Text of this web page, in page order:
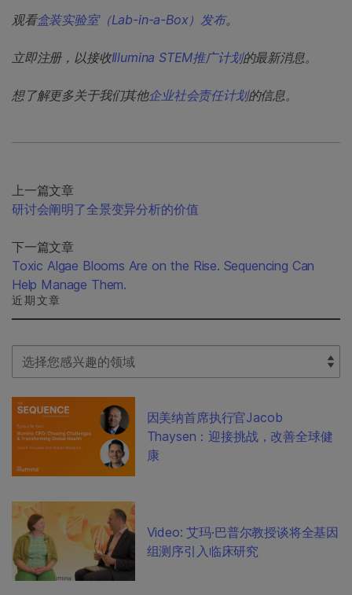
观看盒装实验室（Lab-in-a-Box）发布。
立即注册，以接收Illumina STEM推广计划的最新消息。
想了解更多关于我们其他企业社会责任计划的信息。
上一篇文章
研讨会阐明了全景变异分析的价值
下一篇文章
Toxic Algae Blooms Are on the Rise. Sequencing Can
Help Manage Them.
近期文章
Select Filter
因美纳首席执行官Jacob
Thaysen：迎接挑战，改善全球健
康
Video: 艾玛·巴普尔教授谈将全基因
组测序引入临床研究